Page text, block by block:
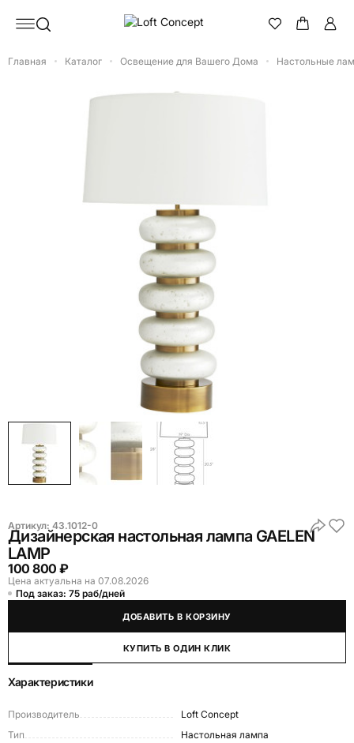
Главная Каталог Освещение для Вашего Дома Настольные
Артикул: 43.1012-0
Дизайнерская настольная лампа GAELEN
LAMP
100 800 ₽
Цена актуальна на 07.08.2026
Под заказ: 75 раб/дней
ДОБАВИТЬ В КОРЗИНУ
КУПИТЬ В ОДИН КЛИК
Характеристики
Производитель
Loft Concept
Тип
Настольная лампа